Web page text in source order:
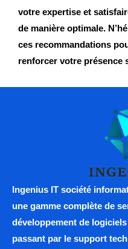
votre expertise et
de manière optimale.
ces recommandations
renforcer votre présence
Ingenius IT société
une gamme complète de
développement de
passant par le support